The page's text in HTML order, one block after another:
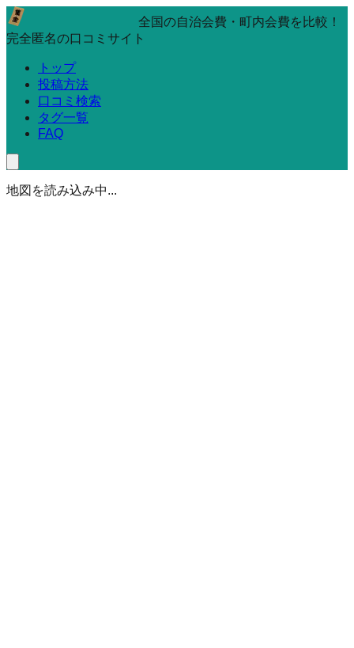
全国の自治会費・町内会費を比較！
完全匿名の口コミサイト
トップ
投稿方法
口コミ検索
タグ一覧
FAQ
地図を読み込み中...